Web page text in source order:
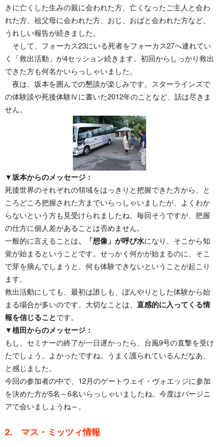
きに亡くした生みの親に会われた方、亡くなったご主人と会わ
れた方、祖父母に会われた方、おじ、おばと会われた方など、
うれしい報告が続きました。
そして、フォーカス23にいる死者をフォーカス27へ連れてい
く「救出活動」が4セッション続きます。初回からしっかり救出
できた方も何名かいらっしゃいました。
夜は、坂本を囲んでの懇談が楽しみです。スターラインズで
の体験談や死後体験Ⅳに書いた2012年のことなど、話は尽きま
せん。
▼坂本からのメッセージ：
死後世界のそれぞれの領域をはっきりと把握できた方から、と
ころどころ把握された方までいらっしゃいましたが、よくわか
らないという方も見受けられましたね。毎回そうですが、把握
の仕方に個人差があることは否めません。
一般的に言えることは、「想像」が呼び水になり、そこから知
覚が始まるということです。せっかく何かが始まるのに、そこ
で芽を摘んでしまうと、何も体験できないということが起こり
ます。
救出活動にしても、最初は誰しも、ぼんやりとした体験から始
まる場合が多いのです。大切なことは、 直感的に入ってくる情
報を信じることです。
▼植田からのメッセージ：
もし、セミナーの終了が一日遅かったら、台風9号の直撃を受け
たでしょう。よかったですね。うまく護られているんだなあ、
と感じました。
今回の参加者の中で、12月のゲートウェイ・ヴォエッジに参加
を決めた方が5名～6名いらっしゃいましたね。今度はバージニ
アで会いましょうね～。
2. マス・ミッツィ情報